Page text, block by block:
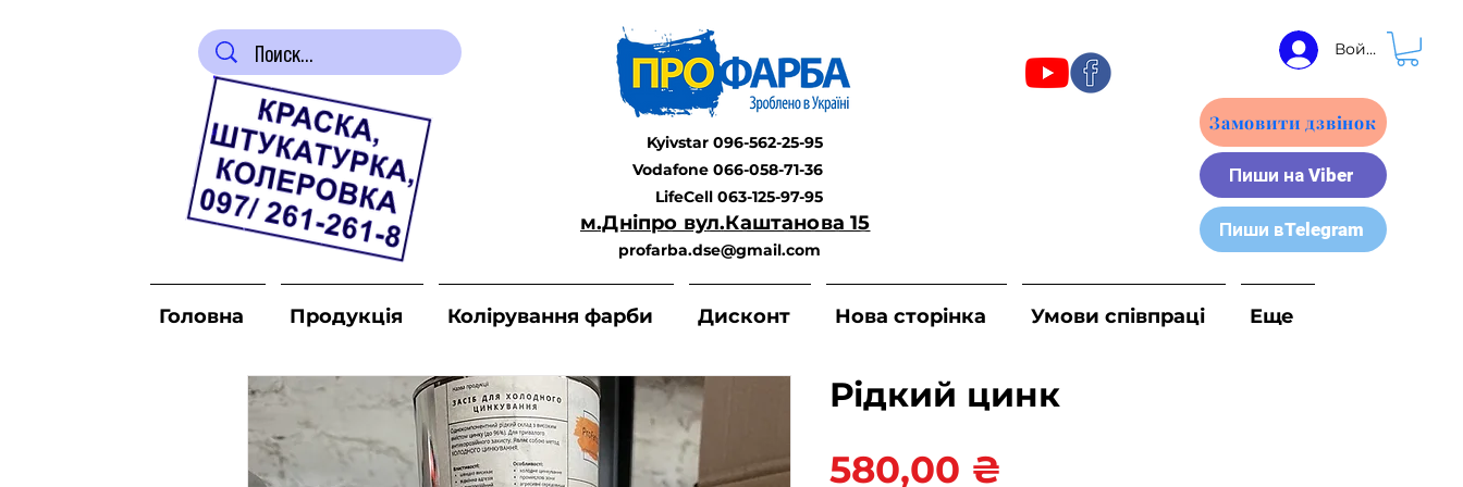
Пиши вTelegram
Пиши на Viber
Замовити дзвінок
Kyivstar 096-562-25-95
Vodafone 066-058-71-36
LifeCell 063-125-97-95
м.Дніпро вул.Каштанова 15
profarba.dse@gmail.com
Головна Продукція Колірування фарби Дисконт Нова сторінка Умови співпраці Еще
Войти
Рідкий цинк
580,00 ₴